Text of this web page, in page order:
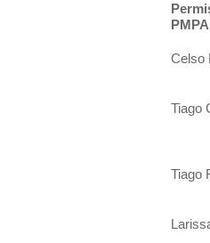
PMPA
Celso
Tiago
Tiago